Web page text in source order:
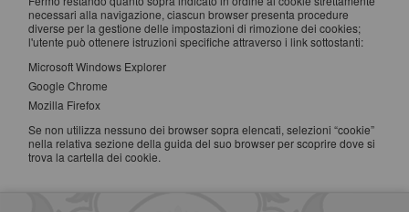
necessari alla navigazione, ciascun browser presenta procedure
diverse per la gestione delle impostazioni di rimozione dei cookies;
l'utente può ottenere istruzioni specifiche attraverso i link sottostanti:
Microsoft Windows Explorer
Google Chrome
Mozilla Firefox
Se non utilizza nessuno dei browser sopra elencati, selezioni “cookie”
nella relativa sezione della guida del suo browser per scoprire dove si
trova la cartella dei cookie.